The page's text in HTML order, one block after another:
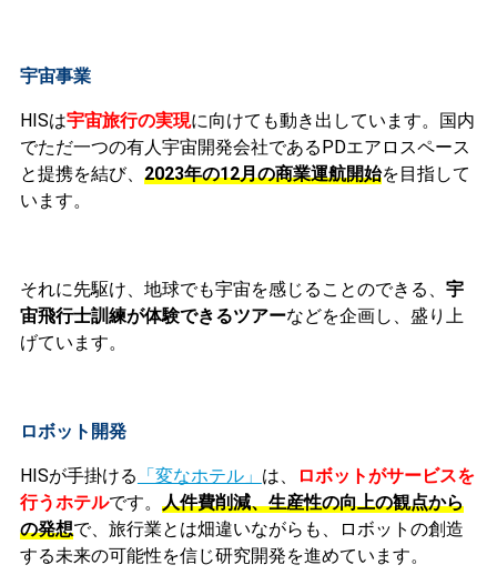
宇宙事業
HISは宇宙旅行の実現に向けても動き出しています。国内
でただ一つの有人宇宙開発会社であるPDエアロスペース
と提携を結び、 2023年の12月の商業運航開始を目指して
います。
それに先駆け、地球でも宇宙を感じることのできる、 宇
宙飛行士訓練が体験できるツアーなどを企画し、盛り上
げています。
ロボット開発
HISが手掛ける 「変なホテル」 は、
ロボットがサービスを
行うホテルです。 人件費削減、生産性の向上の観点から
の発想で、旅行業とは畑違いながらも、ロボットの創造
する未来の可能性を信じ研究開発を進めています。